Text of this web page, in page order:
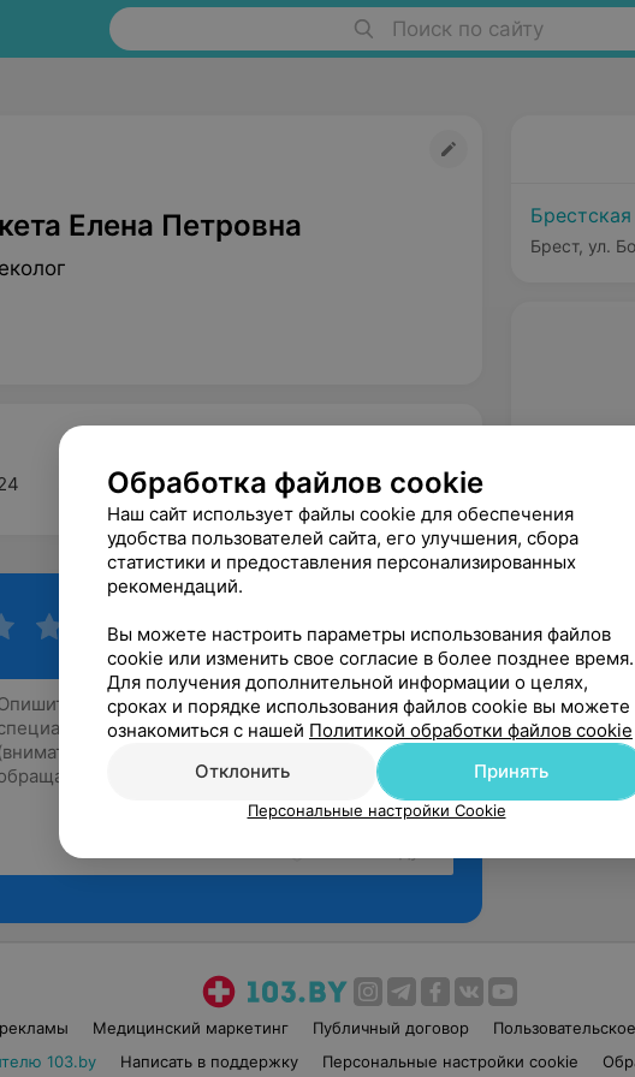
Поиск по сайту
Елена Петровна
Брест, ул.
Медицинский маркетинг Публичный договор
103.by
Написать в поддержку Персональные настройки cookie
Обработка файлов cookie
Наш сайт использует файлы cookie для обеспечения
удобства пользователей сайта, его улучшения, сбора
статистики и предоставления персонализированных
рекомендаций.
Вы можете настроить параметры использования файлов
cookie или изменить свое согласие в более позднее время.
Для получения дополнительной информации о целях,
сроках и порядке использования файлов cookie вы можете
ознакомиться с нашей Политикой обработки файлов cookie
Отклонить
Принять
Персональные настройки Cookie